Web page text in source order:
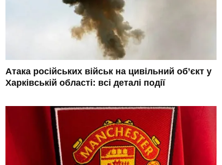
Атака російських військ на цивільний об’єкт у
Харківській області: всі деталі події